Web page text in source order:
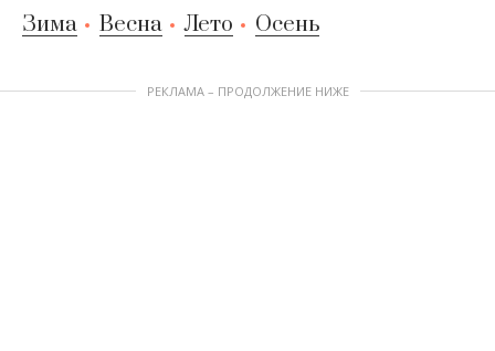
Зима Весна Лето Осень
РЕКЛАМА – ПРОДОЛЖЕНИЕ НИЖЕ